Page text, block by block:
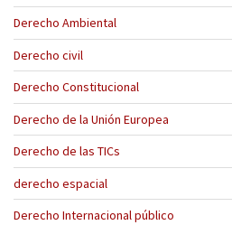
Derecho Ambiental
Derecho civil
Derecho Constitucional
Derecho de la Unión Europea
Derecho de las TICs
derecho espacial
Derecho Internacional público